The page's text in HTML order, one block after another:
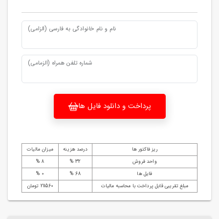
نام و نام خانوادگی به فارسی (الزامی)
شماره تلفن همراه (الزمامی)
پرداخت و دانلود فایل ها
ریز فاکتور ها درصد هزینه
میزان مالیات
واحد فروش
32 %
8 %
فایل ها
68 %
0 %
مبلغ تقریبی قابل پرداخت با محاسبه مالیات
211560 تومان